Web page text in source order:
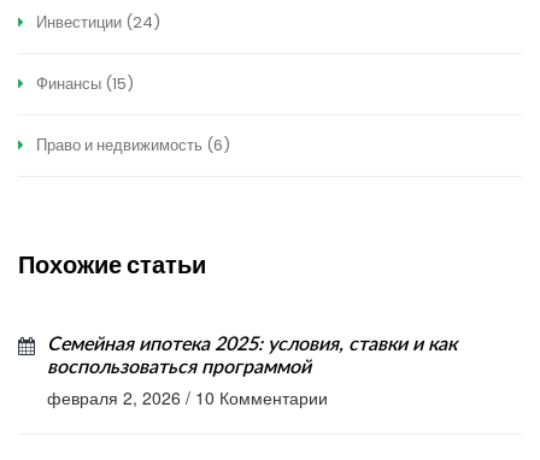
Инвестиции (24)
Финансы (15)
Право и недвижимость (6)
Похожие статьи
Семейная ипотека 2025: условия, ставки и как
воспользоваться программой
февраля 2, 2026 / 10 Комментарии